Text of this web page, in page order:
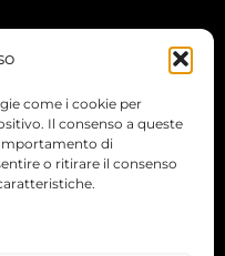
come i cookie per
Il consenso a queste
di
o ritirare il consenso